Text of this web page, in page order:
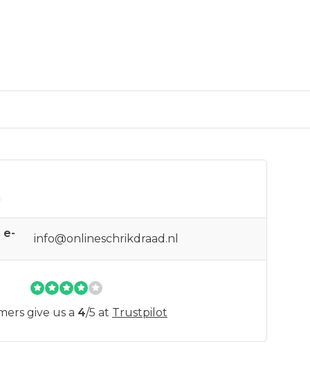
e-
info@onlineschrikdraad.nl
give us a 4/5 at Trustpilot